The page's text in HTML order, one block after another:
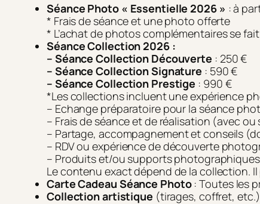
Séance Photo « Essentielle 2026 » : à
* Frais de séance et une photo offerte
* L’achat de photos complémentaires se
Séance Collection 2026 :
– Séance Collection Découverte : 250 €
– Séance Collection Signature : 590 €
– Séance Collection Prestige : 990 €
*Les collections incluent une expérience
– Echange préparatoire pour la séance
– Frais de séance et de réalisation (avec
– Partage, accompagnement et conseils
– RDV ou expérience de découverte
– Produits et/ou supports
Le contenu exact dépend de la collection.
Carte Cadeau Séance Photo: Toutes les
Collection artistique (tirages, coffret,